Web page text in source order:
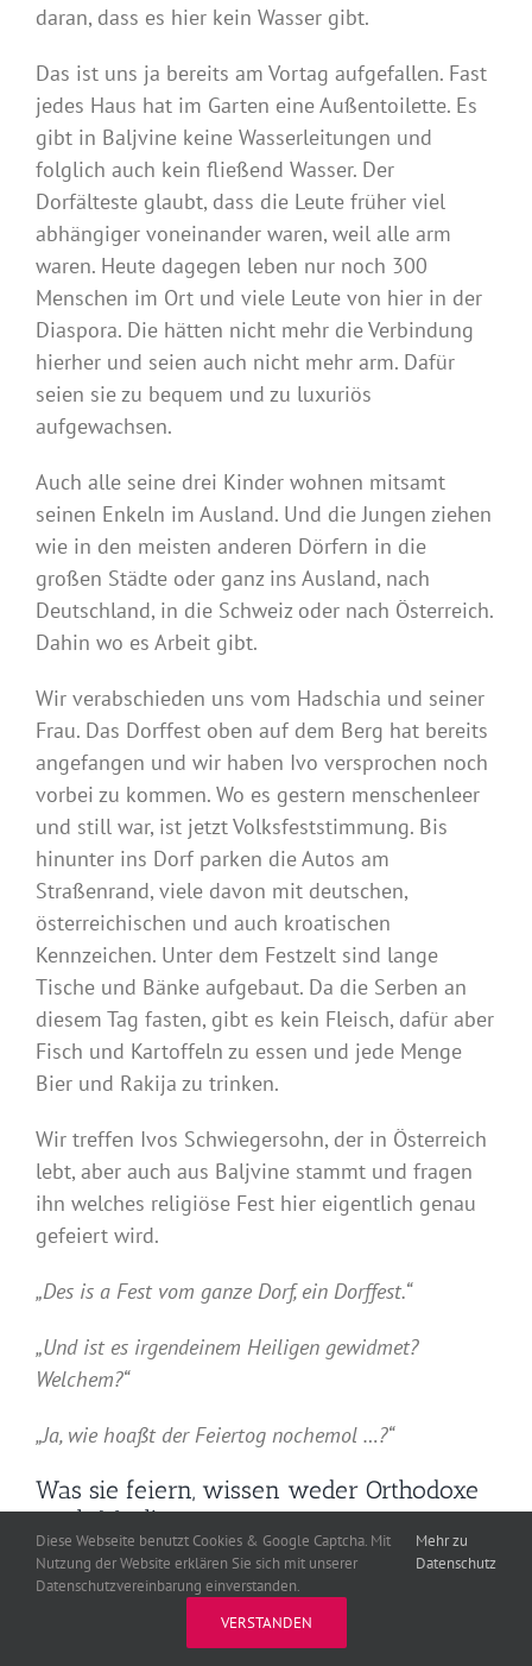
daran, dass es hier kein Wasser gibt.
Das ist uns ja bereits am Vortag aufgefallen. Fast
jedes Haus hat im Garten eine Außentoilette. Es
gibt in Baljvine keine Wasserleitungen und
folglich auch kein fließend Wasser. Der
Dorfälteste glaubt, dass die Leute früher viel
abhängiger voneinander waren, weil alle arm
waren. Heute dagegen leben nur noch 300
Menschen im Ort und viele Leute von hier in der
Diaspora. Die hätten nicht mehr die Verbindung
hierher und seien auch nicht mehr arm. Dafür
seien sie zu bequem und zu luxuriös
aufgewachsen.
Auch alle seine drei Kinder wohnen mitsamt
seinen Enkeln im Ausland. Und die Jungen ziehen
wie in den meisten anderen Dörfern in die
großen Städte oder ganz ins Ausland, nach
Deutschland, in die Schweiz oder nach Österreich.
Dahin wo es Arbeit gibt.
Wir verabschieden uns vom Hadschia und seiner
Frau. Das Dorffest oben auf dem Berg hat bereits
angefangen und wir haben Ivo versprochen noch
vorbei zu kommen. Wo es gestern menschenleer
und still war, ist jetzt Volksfeststimmung. Bis
hinunter ins Dorf parken die Autos am
Straßenrand, viele davon mit deutschen,
österreichischen und auch kroatischen
Kennzeichen. Unter dem Festzelt sind lange
Tische und Bänke aufgebaut. Da die Serben an
diesem Tag fasten, gibt es kein Fleisch, dafür aber
Fisch und Kartoffeln zu essen und jede Menge
Bier und Rakija zu trinken.
Wir treffen Ivos Schwiegersohn, der in Österreich
lebt, aber auch aus Baljvine stammt und fragen
ihn welches religiöse Fest hier eigentlich genau
gefeiert wird.
„Des is a Fest vom ganze Dorf, ein Dorffest.“
„Und ist es irgendeinem Heiligen gewidmet?
Welchem?“
„Ja, wie hoaßt der Feiertog nochemol …?“
Was sie feiern, wissen weder Orthodoxe
noch Muslime
Auch seine Tischnachbarn sind sich nicht sicher,
die meisten bei der Andacht am Vormittag schon
Diese Webseite benutzt Cookies & Google Captcha. Mit
Nutzung der Website erklären Sie sich mit unserer
Datenschutzvereinbarung einverstanden.
Mehr zu
Datenschutz
VERSTANDEN